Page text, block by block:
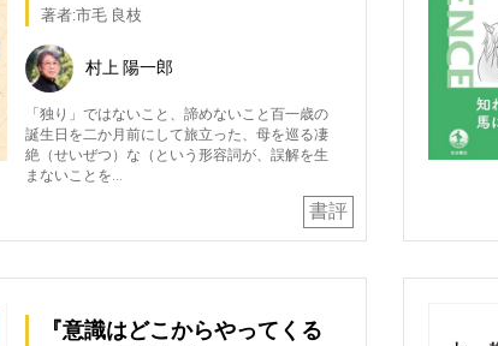
著者:市毛 良枝
村上 陽一郎
「独り」ではないこと、諦めないこと百一歳の
誕生日を二か月前にして旅立った、母を巡る凄
絶（せいぜつ）な（という形容詞が、誤解を生
まないことを…
書評
『意識はどこからやってくる